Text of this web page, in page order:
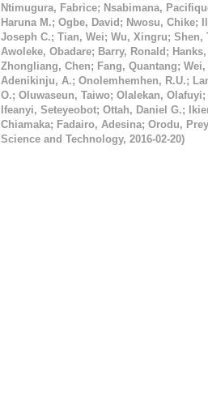
Ntimugura, Fabrice; Nsabimana,
Haruna M.; Ogbe, David ; Nwosu, Chike;
Joseph C.; Tian, Wei; Wu, Xingru; Shen,
Awoleke, Obadare; Barry, Ronald ;
Zhongliang, Chen; Fang, Quantang;
Adenikinju, A.; Onolemhemhen, R.U.;
O.; Oluwaseun, Taiwo; Olalekan, Olafuyi;
Ifeanyi, Seteyeobot; Ottah, Daniel G.;
Chiamaka; Fadairo, Adesina; Orodu,
Science and Technology, 2016-02-20)